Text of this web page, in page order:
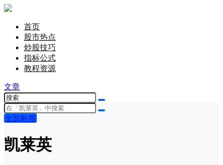
首页
股市热点
炒股技巧
指标公式
教程资源
文章
全部标签
凯莱英